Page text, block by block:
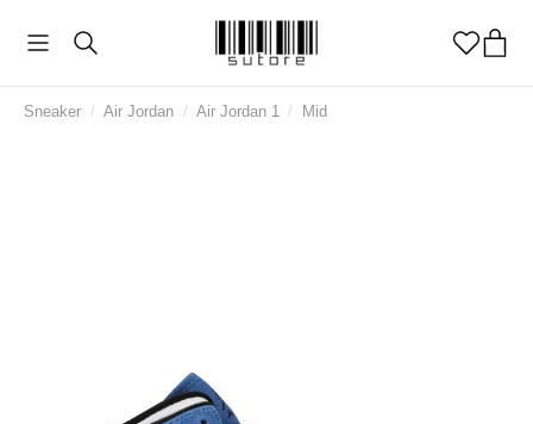
Sneaker / Air Jordan / Air Jordan 1 / Mid